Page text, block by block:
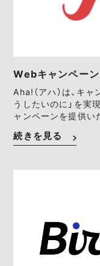
Webキャンペーン
Aha!（アハ）は、キ
うしたいのに」を実
ャンペーンを提供い
続きを見る